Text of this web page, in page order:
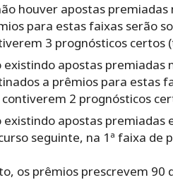
houver apostas
para estas faixas serão
3 prognósticos certos
existindo apostas premiadas
a prêmios para estas
2 prognósticos
existindo apostas premiadas
seguinte, na 1ª faixa de
os prêmios prescrevem 90